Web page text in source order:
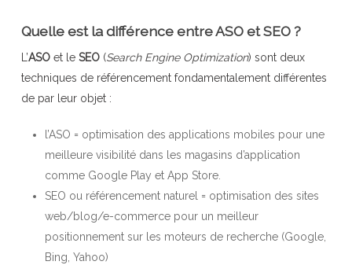
Quelle est la différence entre ASO et SEO ?
L’ASOet le SEO(Search Engine Optimization) sont deux
techniques de référencement fondamentalement différentes
de par leur objet :
l’ASO = optimisation des applications mobiles pour une
meilleure visibilité dans les magasins d’application
comme Google Play et App Store.
SEO ou référencement naturel = optimisation des sites
web/blog/e-commerce pour un meilleur
positionnement sur les moteurs de recherche (Google,
Bing, Yahoo)